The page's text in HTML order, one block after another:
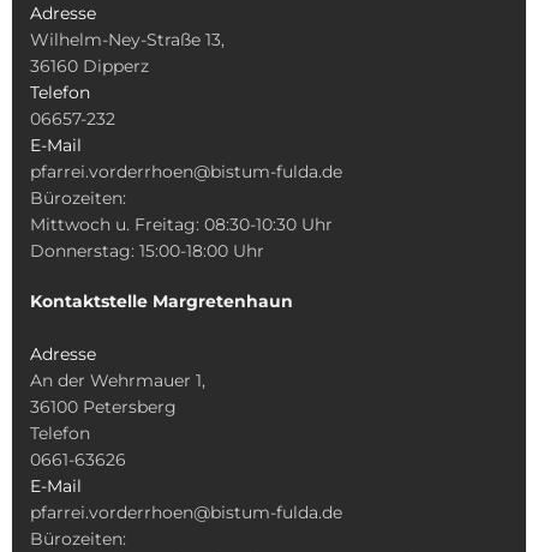
Adresse
Wilhelm-Ney-Straße 13,
36160 Dipperz
Telefon
06657-232
E-Mail
pfarrei.vorderrhoen@bistum-fulda.de
Bürozeiten:
Mittwoch u. Freitag: 08:30-10:30 Uhr
Donnerstag: 15:00-18:00 Uhr
Kontaktstelle Margretenhaun
Adresse
An der Wehrmauer 1,
36100 Petersberg
Telefon
0661-63626
E-Mail
pfarrei.vorderrhoen@bistum-fulda.de
Bürozeiten: